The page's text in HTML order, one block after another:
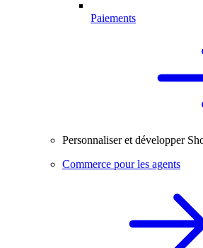
Paiements
Personnaliser et développer
Commerce pour les agents